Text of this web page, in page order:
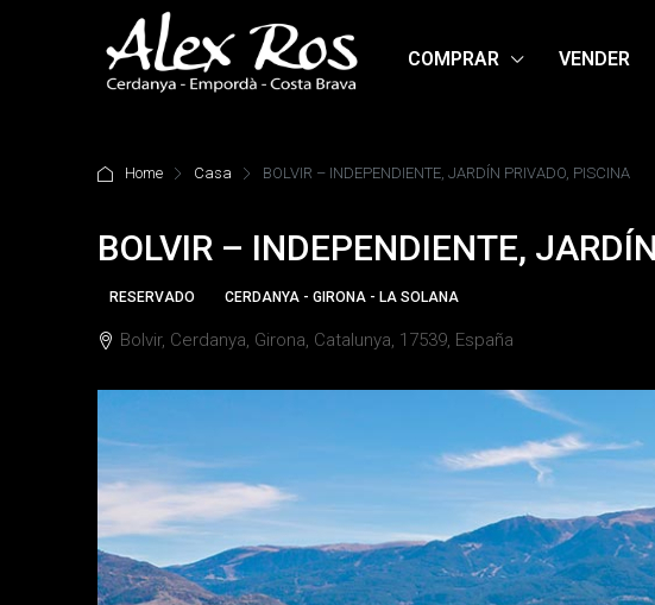
COMPRAR VENDER
Home Casa BOLVIR – INDEPENDIENTE, JARDÍN PRIVADO, PISCINA
BOLVIR – INDEPENDIENTE,
RESERVADO CERDANYA - GIRONA - LA SOLANA
Bolvir, Cerdanya, Girona, Catalunya, 17539, España